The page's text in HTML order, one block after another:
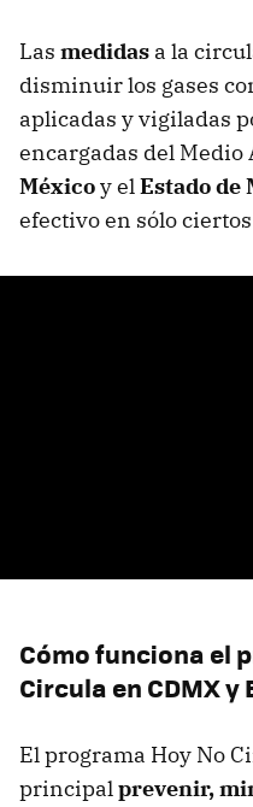
Las medidas a la
disminuir los gases
aplicadas y vigiladas
encargadas del Medio
Méxicoy elEstado de
efectivo en sólo
Cómo funciona el
Circula en CDMX y
El programa Hoy No
principalprevenir,